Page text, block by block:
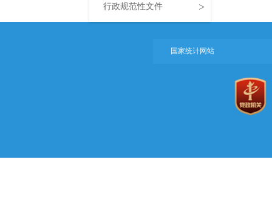
行政规范性文件 >
国家统计网站